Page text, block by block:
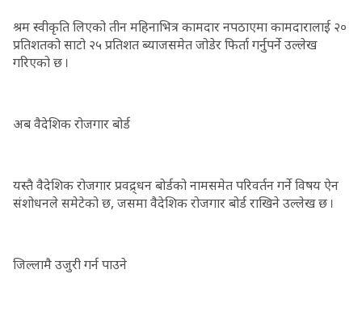
श्रम स्वीकृति लिएको तीन महिनाभित्र कामदार नपठाएमा कामदारालाई २०
प्रतिशतको साटो २५ प्रतिशत ब्याजसमेत जोडेर फिर्ता गर्नुपर्ने उल्लेख
गरिएको छ ।
अब वैदेशिक रोजगार बोर्ड
यस्तै वैदेशिक रोजगार प्रवद्र्धन बोर्डको नामसमेत परिवर्तन गर्ने विषय ऐन
संशोधनले समेटेको छ, जसमा वैदेशिक रोजगार बोर्ड राखिने उल्लेख छ ।
जिल्लामै उजुरी गर्न पाउने